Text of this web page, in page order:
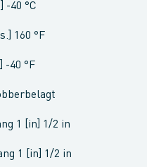
-40 °C
160 °F
-40 °F
1 [in] 1/2 in
1 [in] 1/2 in